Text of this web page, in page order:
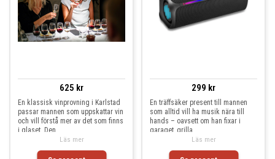
625 kr
En klassisk vinprovning i Karlstad
passar mannen som uppskattar vin
och vill förstå mer av det som finns
i glaset. Den
Läs mer
299 kr
En träffsäker present till mannen
som alltid vill ha musik nära till
hands – oavsett om han fixar i
garaget, grilla
Läs mer